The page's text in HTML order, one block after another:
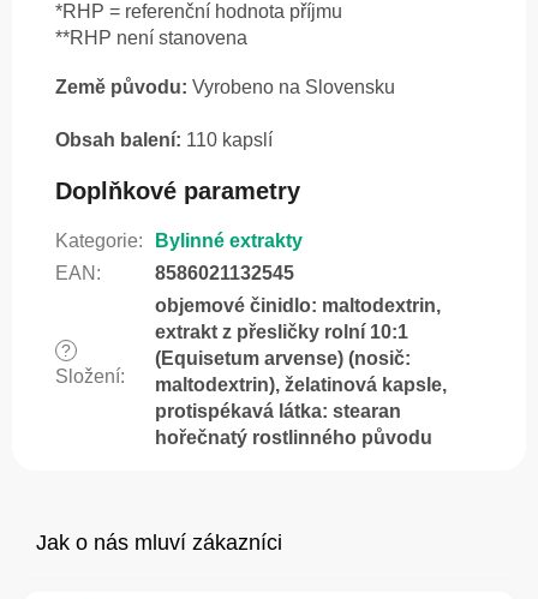
*RHP = referenční hodnota příjmu
**RHP není stanovena
Země původu: Vyrobeno na Slovensku
Obsah balení: 110 kapslí
Doplňkové parametry
Kategorie:
Bylinné extrakty
EAN : 8586021132545
?
Složení:
objemové činidlo: maltodextrin,
extrakt z přesličky rolní 10:1
(Equisetum arvense) (nosič:
maltodextrin), želatinová kapsle,
protispékavá látka: stearan
hořečnatý rostlinného původu